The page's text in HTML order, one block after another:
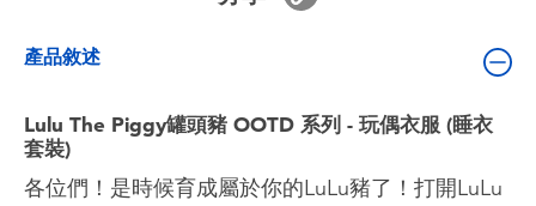
產品敘述
Lulu The Piggy罐頭豬 OOTD 系列 - 玩偶衣服 (睡衣
套裝)
各位們！是時候育成屬於你的LuLu豬了！打開LuLu